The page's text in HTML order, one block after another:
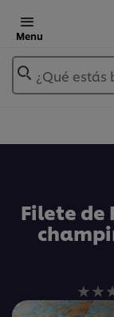
Menu
¿Qué estás
Filete de